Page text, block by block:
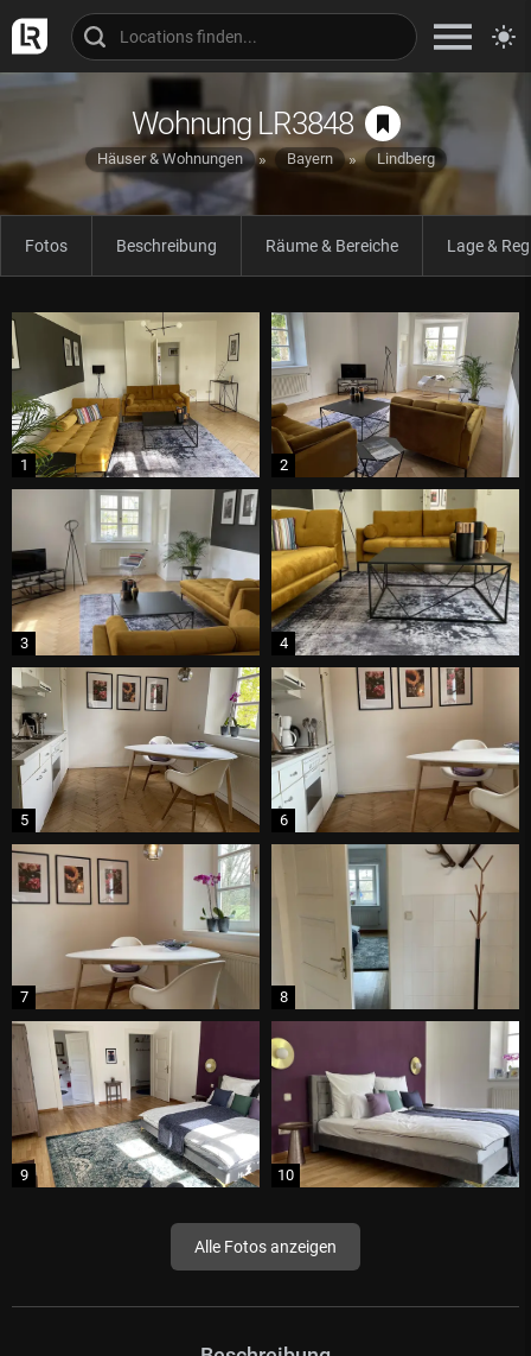
Wohnung LR3848
Häuser & Wohnungen Bayern Lindberg
Fotos Beschreibung Räume & Bereiche Lage &
Alle Fotos anzeigen